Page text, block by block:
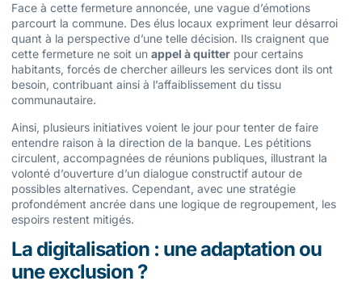
Face à cette fermeture annoncée, une vague d’émotions
parcourt la commune. Des élus locaux expriment leur désarroi
quant à la perspective d’une telle décision. Ils craignent que
cette fermeture ne soit un appel à quitter pour certains
habitants, forcés de chercher ailleurs les services dont ils ont
besoin, contribuant ainsi à l’affaiblissement du tissu
communautaire.
Ainsi, plusieurs initiatives voient le jour pour tenter de faire
entendre raison à la direction de la banque. Les pétitions
circulent, accompagnées de réunions publiques, illustrant la
volonté d’ouverture d’un dialogue constructif autour de
possibles alternatives. Cependant, avec une stratégie
profondément ancrée dans une logique de regroupement, les
espoirs restent mitigés.
La digitalisation : une adaptation ou
une exclusion ?